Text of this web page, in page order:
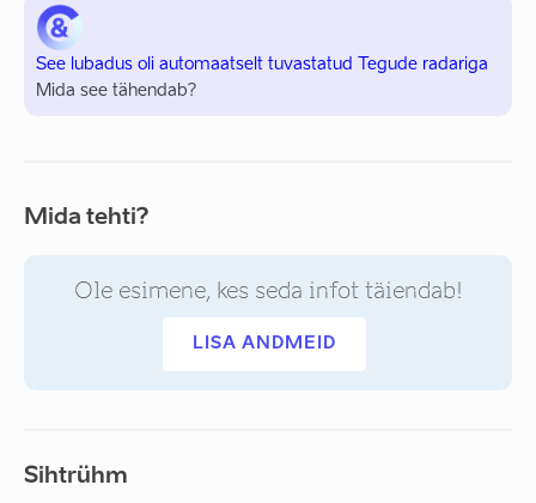
See lubadus oli automaatselt tuvastatud Tegude radariga
Mida see tähendab?
Mida tehti?
Ole esimene, kes seda infot täiendab!
LISA ANDMEID
Sihtrühm